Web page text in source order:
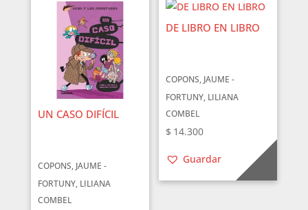
UN CASO DIFÍCIL
COPONS, JAUME -
FORTUNY, LILIANA
COMBEL
DE LIBRO EN LIBRO
COPONS, JAUME -
FORTUNY, LILIANA
COMBEL
$ 14.300
Guardar